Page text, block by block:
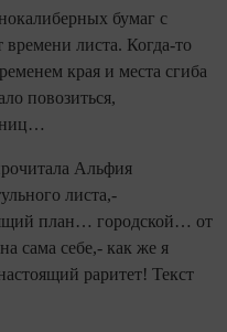
бумаг с
листа. Ко­гда‑то
края и места сгиба
повозиться,
Альфия
листа,-
план… городской… от
сама себе,- как же я
раритет! Текст